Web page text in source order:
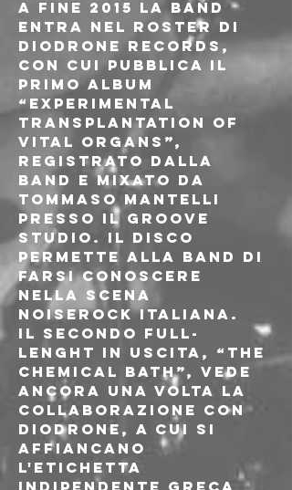
A fine 2015 la band
entra nel roster di
DioDrone Records,
con cui pubblica il
primo album
“Experimental
Transplantation Of
Vital Organs”,
registrato dalla
band e mixato da
Tommaso Mantelli
presso il Groove
Studio. Il disco
permette alla band di
farsi conoscere
nella scena
noiserock italiana.
Il secondo full-
lenght in uscita, “The
Chemical Bath”, vede
ancora una volta la
collaborazione con
DioDrone, a cui si
affiancano
l'etichetta
indipendente greca